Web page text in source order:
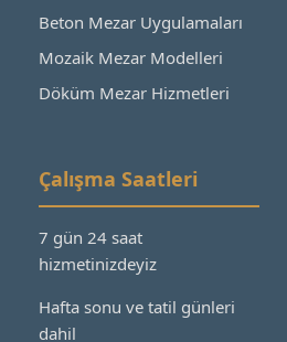
Beton Mezar Uygulamaları
Mozaik Mezar Modelleri
Döküm Mezar Hizmetleri
Çalışma Saatleri
7 gün 24 saat
hizmetinizdeyiz
Hafta sonu ve tatil günleri
dahil